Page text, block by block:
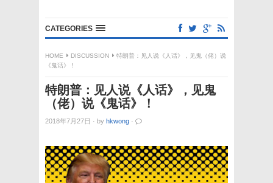
CATEGORIES
HOME DISCUSSION
特朗普：见人说《人话》，见鬼（佬）说
《鬼话》！
特朗普：见人说《人话》，见鬼
（佬）说《鬼话》！
2018年7月27日 · by hkwong ·